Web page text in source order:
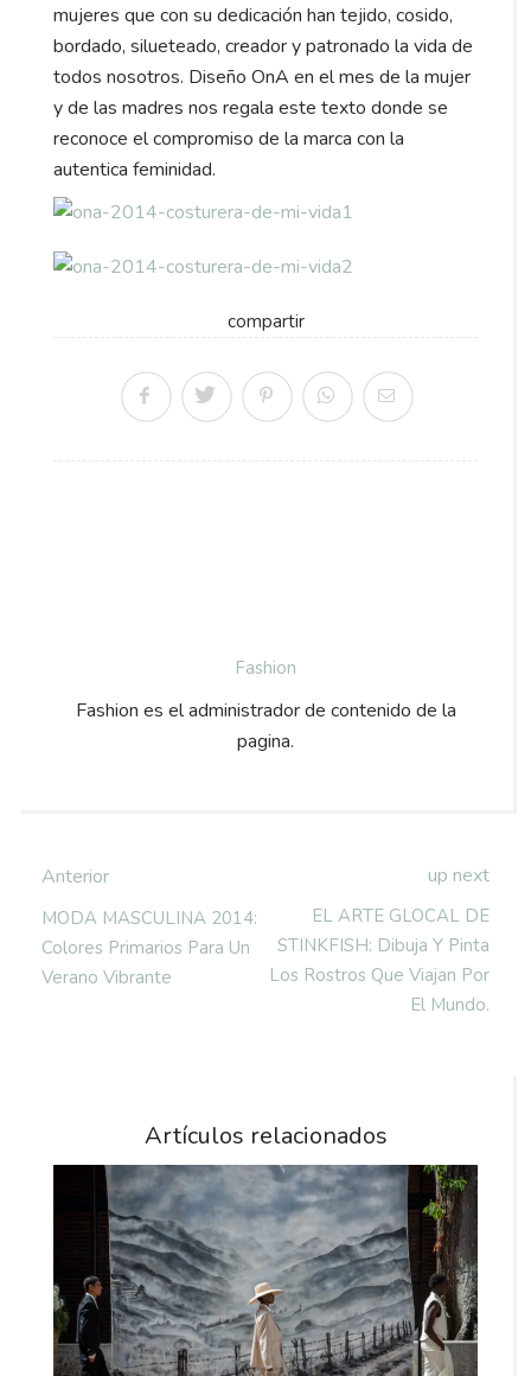
mujeres que con su dedicación han tejido, cosido,
bordado, silueteado, creador y patronado la vida de
todos nosotros. Diseño OnA en el mes de la mujer
y de las madres nos regala este texto donde se
reconoce el compromiso de la marca con la
autentica feminidad.
compartir
Fashion
Fashion es el administrador de contenido de la
pagina.
Anterior
MODA MASCULINA 2014:
Colores Primarios Para Un
Verano Vibrante
up next
EL ARTE GLOCAL DE
STINKFISH: Dibuja Y Pinta
Los Rostros Que Viajan Por
El Mundo.
Artículos relacionados